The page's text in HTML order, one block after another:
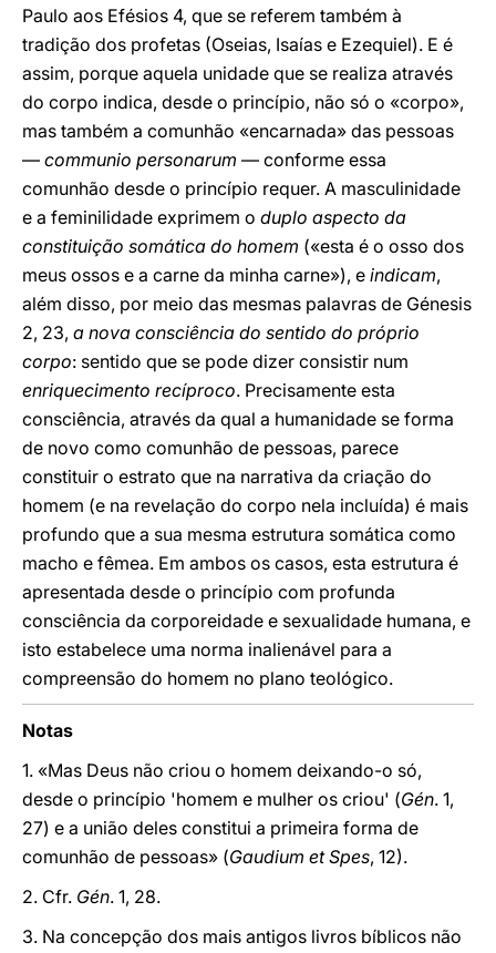
Paulo aos Efésios 4, que se referem também à
tradição dos profetas (Oseias, Isaías e Ezequiel). E é
assim, porque aquela unidade que se realiza através
do corpo indica, desde o princípio, não só o «corpo»,
mas também a comunhão «encarnada» das pessoas
— communio personarum — conforme essa
comunhão desde o princípio requer. A masculinidade
e a feminilidade exprimem o duplo aspecto da
constituição somática do homem («esta é o osso dos
meus ossos e a carne da minha carne»), e indicam,
além disso, por meio das mesmas palavras de Génesis
2, 23, a nova consciência do sentido do próprio
corpo: sentido que se pode dizer consistir num
enriquecimento recíproco. Precisamente esta
consciência, através da qual a humanidade se forma
de novo como comunhão de pessoas, parece
constituir o estrato que na narrativa da criação do
homem (e na revelação do corpo nela incluída) é mais
profundo que a sua mesma estrutura somática como
macho e fêmea. Em ambos os casos, esta estrutura é
apresentada desde o princípio com profunda
consciência da corporeidade e sexualidade humana, e
isto estabelece uma norma inalienável para a
compreensão do homem no plano teológico.
Notas
1. «Mas Deus não criou o homem deixando-o só,
desde o princípio 'homem e mulher os criou' (Gén. 1,
27) e a união deles constitui a primeira forma de
comunhão de pessoas» (Gaudium et Spes, 12).
2. Cfr. Gén. 1, 28.
3. Na concepção dos mais antigos livros bíblicos não